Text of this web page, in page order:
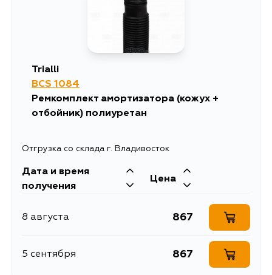
Trialli
BCS 1084
Ремкомплект амортизатора (кожух +
отбойник) полиуретан
Отгрузка со склада г. Владивосток
Дата и время
получения
Цена
8 августа 867
5 сентября 867